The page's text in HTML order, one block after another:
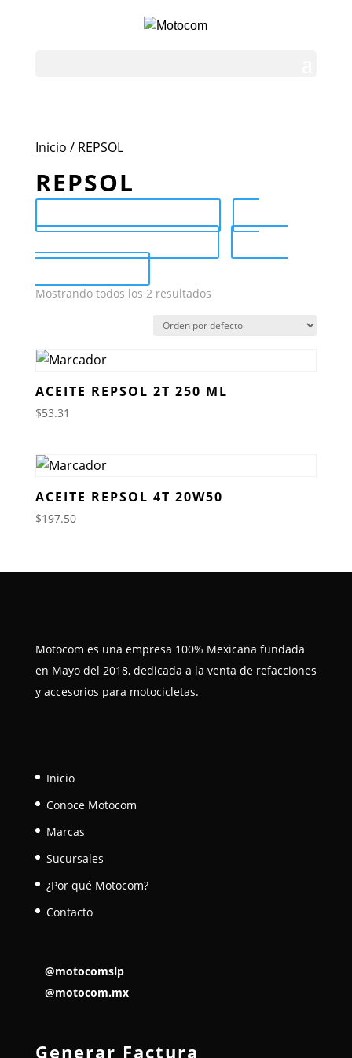
Inicio / REPSOL
REPSOL
Mostrando todos los 2 resultados
ACEITE REPSOL 2T 250 ML
$53.31
ACEITE REPSOL 4T 20W50
$197.50
Motocom es una empresa 100% Mexicana fundada
en Mayo del 2018, dedicada a la venta de refacciones
y accesorios para motocicletas.
Inicio
Conoce Motocom
Marcas
Sucursales
¿Por qué Motocom?
Contacto
@motocomslp
@motocom.mx
Generar Factura